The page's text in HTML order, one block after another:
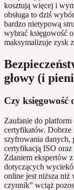
kosztują więcej i
obsługa to dziś
bardzo nietypową
wybrać księgowość
maksymalizuje zysk
głowy (i
Czy księgowość
Zaufanie do
certyfikatów. Dobrze
szyfrowania danych,
certyfikacją ISO oraz
Zdaniem ekspertów z
dotyczących
online jest niższa niż
czynnik” wciąż